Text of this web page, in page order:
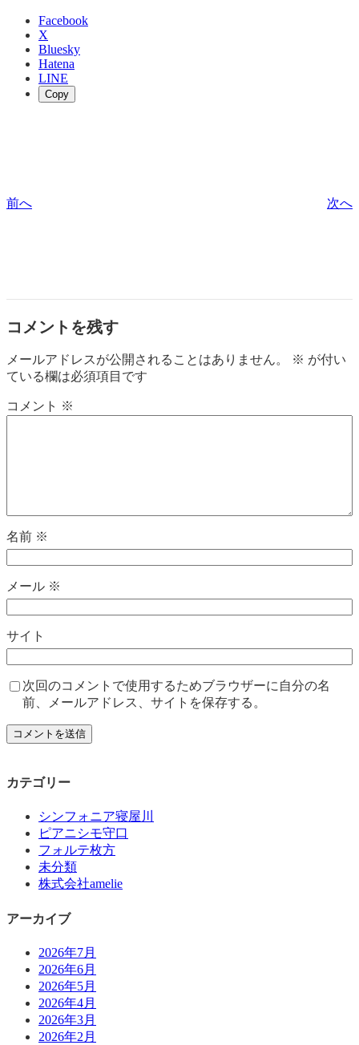
Facebook
X
Bluesky
Hatena
LINE
Copy
前へ 次へ
コメントを残す
メールアドレスが公開されることはありません。 ※ が付い
ている欄は必須項目です
コメント ※
名前 ※
メール ※
サイト
次回のコメントで使用するためブラウザーに自分の名
前、メールアドレス、サイトを保存する。
カテゴリー
シンフォニア寝屋川
ピアニシモ守口
フォルテ枚方
未分類
株式会社amelie
アーカイブ
2026年7月
2026年6月
2026年5月
2026年4月
2026年3月
2026年2月